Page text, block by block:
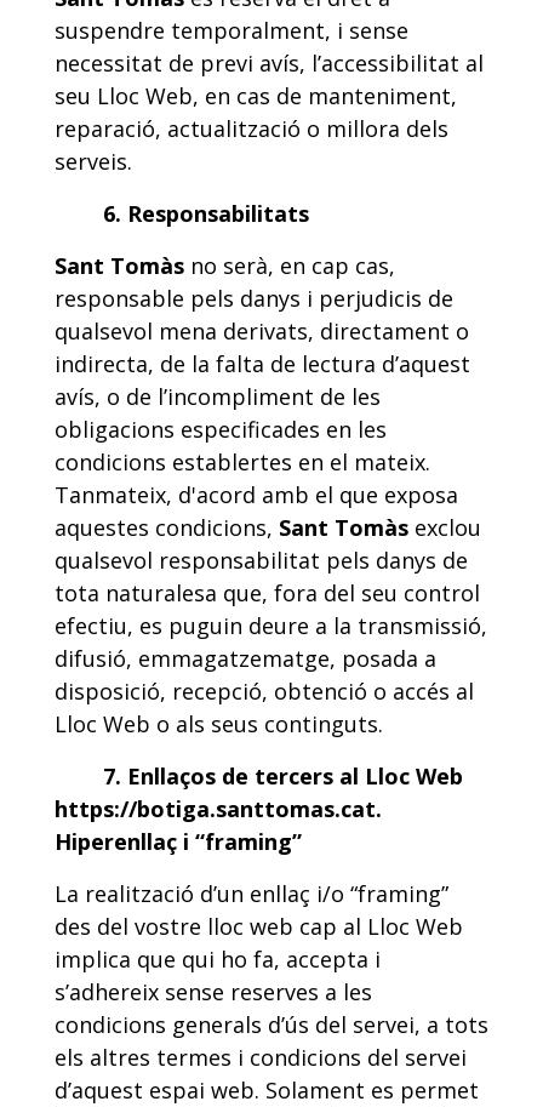
suspendre temporalment, i sense
necessitat de previ avís, l’accessibilitat al
seu Lloc Web, en cas de manteniment,
reparació, actualització o millora dels
serveis.
6. Responsabilitats
Sant Tomàs no serà, en cap cas,
responsable pels danys i perjudicis de
qualsevol mena derivats, directament o
indirecta, de la falta de lectura d’aquest
avís, o de l’incompliment de les
obligacions especificades en les
condicions establertes en el mateix.
Tanmateix, d'acord amb el que exposa
aquestes condicions, Sant Tomàs exclou
qualsevol responsabilitat pels danys de
tota naturalesa que, fora del seu control
efectiu, es puguin deure a la transmissió,
difusió, emmagatzematge, posada a
disposició, recepció, obtenció o accés al
Lloc Web o als seus continguts.
7. Enllaços de tercers al Lloc Web
https://botiga.santtomas.cat.
Hiperenllaç i “framing”
La realització d’un enllaç i/o “framing”
des del vostre lloc web cap al Lloc Web
implica que qui ho fa, accepta i
s’adhereix sense reserves a les
condicions generals d’ús del servei, a tots
els altres termes i condicions del servei
d’aquest espai web. Solament es permet